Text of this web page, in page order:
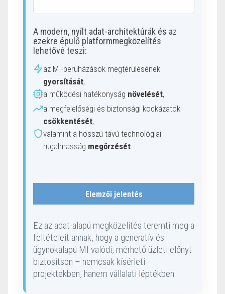
A modern, nyílt adat-architektúrák és az
ezekre épülő platformmegközelítés
lehetővé teszi:
az MI-beruházások megtérülésének
gyorsítását,
a működési hatékonyság növelését,
a megfelelőségi és biztonsági kockázatok
csökkentését,
valamint a hosszú távú technológiai
rugalmasság megőrzését.
Elemzői jelentés
Ez az adat-alapú megközelítés teremti meg a
feltételeit annak, hogy a generatív és
ügynökalapú MI valódi, mérhető üzleti előnyt
biztosítson – nemcsak kísérleti
projektekben, hanem vállalati léptékben.